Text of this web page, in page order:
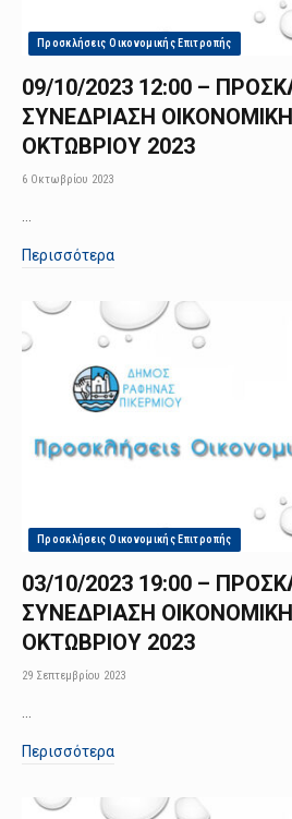
Προσκλήσεις Οικονομικής Επιτροπής
09/10/2023 12:00 –
ΣΥΝΕΔΡΙΑΣΗ
ΟΚΤΩΒΡΙΟΥ 2023
6 Οκτωβρίου 2023
Περισσότερα
Προσκλήσεις Οικονομικής Επιτροπής
03/10/2023 19:00 –
ΣΥΝΕΔΡΙΑΣΗ
ΟΚΤΩΒΡΙΟΥ 2023
29 Σεπτεμβρίου 2023
Περισσότερα